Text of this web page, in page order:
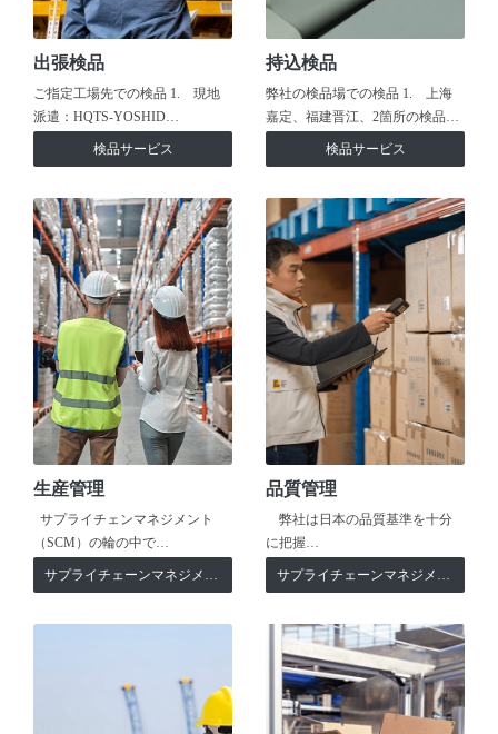
出張検品
ご指定工場先での検品 1. 現地
派遣：HQTS-YOSHID…
検品サービス
持込検品
弊社の検品場での検品 1. 上海
嘉定、福建晋江、2箇所の検品…
検品サービス
生産管理
サプライチェンマネジメント
（SCM）の輪の中で…
サプライチェーンマネジメント
品質管理
弊社は日本の品質基準を十分
に把握…
サプライチェーンマネジメント